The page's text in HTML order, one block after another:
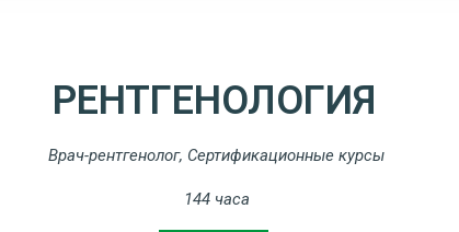
РЕНТГЕНОЛОГИЯ
Врач-рентгенолог, Сертификационные курсы
144 часа